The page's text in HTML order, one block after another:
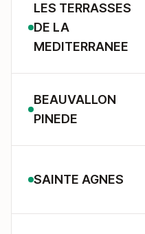
LES TERRASSES
DE LA
MEDITERRANEE
BEAUVALLON
PINEDE
SAINTE AGNES